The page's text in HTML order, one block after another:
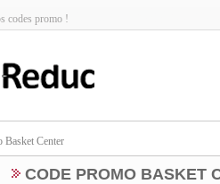
codes promo !
Basket Center
CODE PROMO BASKET